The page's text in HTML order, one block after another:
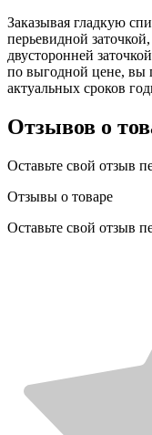
Заказывая гладкую
перьевидной
двусторонней
по выгодной цене, вы
актуальных сроков
Отзывов о
Оставьте свой отзыв
Отзывы о товаре
Оставьте свой отзыв